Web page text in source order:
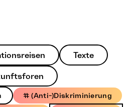
Texte
# (Anti-)Diskriminierung